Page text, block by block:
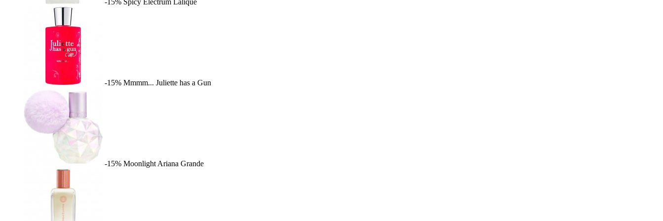
-15% Spicy Electrum Lalique
-15% Mmmm... Juliette has a Gun
-15% Moonlight Ariana Grande